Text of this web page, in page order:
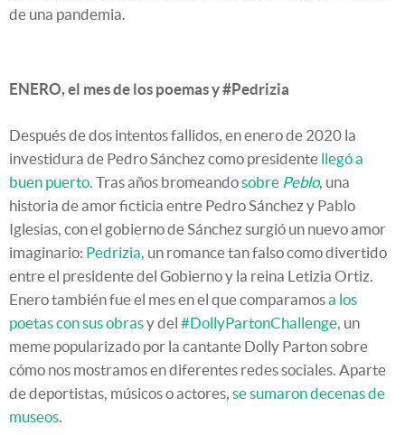
de una pandemia.
ENERO, el mes de los poemas y #Pedrizia
Después de dos intentos fallidos, en enero de 2020 la
investidura de Pedro Sánchez como presidente llegó a
buen puerto . Tras años bromeandosobre Peblo, una
historia de amor ficticia entre Pedro Sánchez y Pablo
Iglesias, con el gobierno de Sánchez surgió un nuevo amor
imaginario: Pedrizia, un romance tan falso como divertido
entre el presidente del Gobierno y la reina Letizia Ortiz.
Enero también fue el mes en el que comparamosa los
poetas con sus obrasy del #DollyPartonChallenge, un
meme popularizado por la cantante Dolly Parton sobre
cómo nos mostramos en diferentes redes sociales. Aparte
de deportistas, músicos o actores, se sumaron decenas de
museos